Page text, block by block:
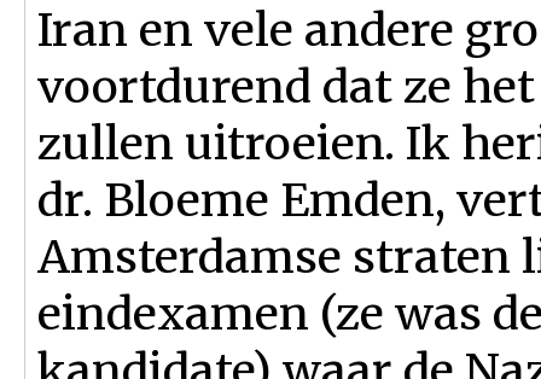
Iran en vele andere
voortdurend dat ze
zullen uitroeien. Ik
dr. Bloeme Emden,
Amsterdamse straten
eindexamen (ze was